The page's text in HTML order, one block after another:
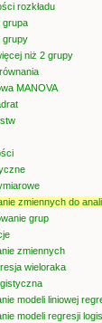
rozkładu
grupa
grupy
niż 2 grupy
MANOVA
zmiennych do
grup
zmiennych
wieloraka
modeli liniowej
modeli regresji